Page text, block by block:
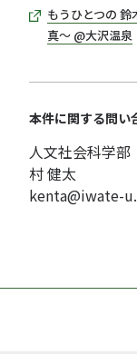
もうひとつの
真〜 @大沢温泉
本件に関する問い
人文社会科学
村 健太
kenta@iwate-